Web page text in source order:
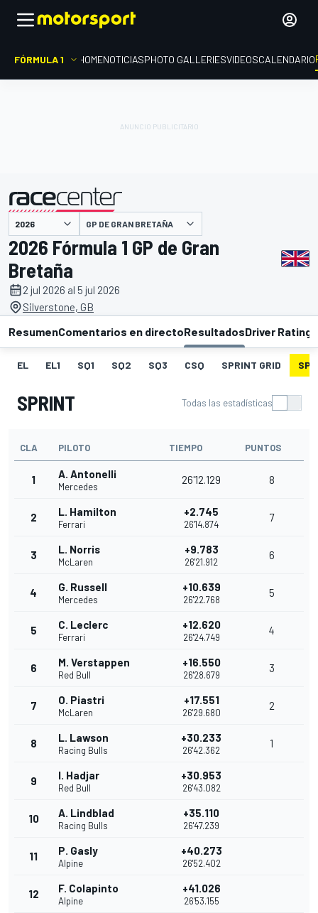
FÓRMULA 1 HOMENOTICIASPHOTO GALLERIESVIDEOSCALENDARIO
presentado por GP DE GRAN BRETAÑA
2026 Fórmula 1 GP de Gran
Bretaña
2 jul 2026 al 5 jul 2026
Silverstone, GB
ResumenComentarios en directoResultadosDriver Ratings
EL EL1 SQ1 SQ2 SQ3 CSQ SPRINT GRID
SPRINT Todas las estadísticas
CLA PILOTO TIEMPO PUNTOS
1 A. Antonelli
Mercedes
26'12.129 8
2 L. Hamilton
Ferrari
+2.745
26'14.874
7
3 L. Norris
McLaren
+9.783
26'21.912
6
4 G. Russell
Mercedes
+10.639
26'22.768
5
5 C. Leclerc
Ferrari
+12.620
26'24.749
4
6 M. Verstappen
Red Bull
+16.550
26'28.679
3
7 O. Piastri
McLaren
+17.551
26'29.680
2
8 L. Lawson
Racing Bulls
+30.233
26'42.362
1
9 I. Hadjar
Red Bull
+30.953
26'43.082
10 A. Lindblad
Racing Bulls
+35.110
26'47.239
11 P. Gasly
Alpine
+40.273
26'52.402
12 F. Colapinto
Alpine
+41.026
26'53.155